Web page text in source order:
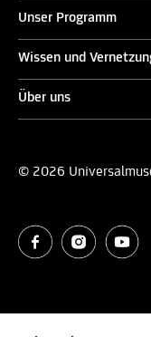
Unser Programm
Wissen und
Über uns
© 2026